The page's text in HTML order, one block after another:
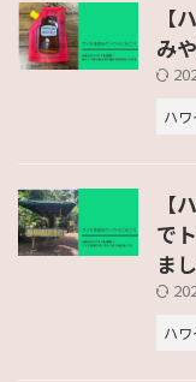
【
み
ハワ
【
で
ま
ハワ